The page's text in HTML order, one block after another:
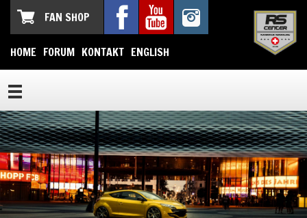
FAN SHOP
HOME FORUM KONTAKT ENGLISH